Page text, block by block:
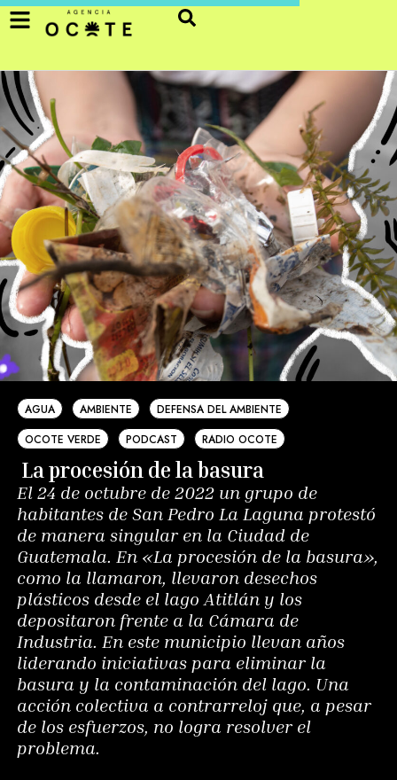
AGUA AMBIENTE
DEFENSA DEL AMBIENTE
OCOTE VERDE
PODCAST RADIO OCOTE
La procesión de la basura
El 24 de octubre de 2022 un grupo de
habitantes de San Pedro La Laguna protestó
de manera singular en la Ciudad de
Guatemala. En «La procesión de la basura»,
como la llamaron, llevaron desechos
plásticos desde el lago Atitlán y los
depositaron frente a la Cámara de
Industria. En este municipio llevan años
liderando iniciativas para eliminar la
basura y la contaminación del lago. Una
acción colectiva a contrarreloj que, a pesar
de los esfuerzos, no logra resolver el
problema.